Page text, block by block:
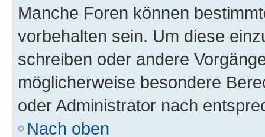
Manche Foren können
vorbehalten sein. Um diese
schreiben oder andere
möglicherweise besondere
oder Administrator nach
Nach oben